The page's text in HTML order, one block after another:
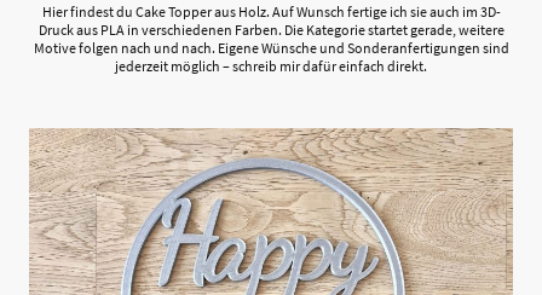
Hier findest du Cake Topper aus Holz. Auf Wunsch fertige ich sie auch im 3D-
Druck aus PLA in verschiedenen Farben. Die Kategorie startet gerade, weitere
Motive folgen nach und nach. Eigene Wünsche und Sonderanfertigungen sind
jederzeit möglich – schreib mir dafür einfach direkt.